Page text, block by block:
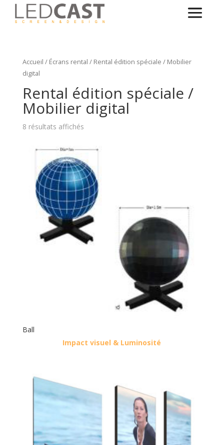
Accueil / Écrans rental / Rental édition spéciale / Mobilier
digital
Rental édition spéciale /
Mobilier digital
8 résultats affichés
Ball
Impact visuel & Luminosité